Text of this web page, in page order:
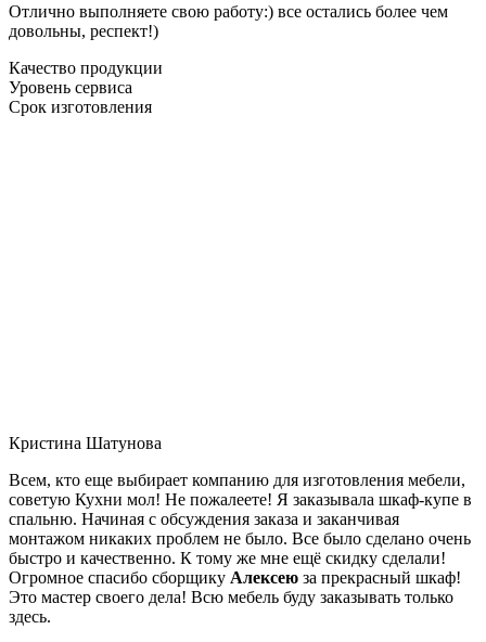
Отлично выполняете свою работу:) все остались более чем
довольны, респект!)
Качество продукции
Уровень сервиса
Срок изготовления
Кристина Шатунова
Всем, кто еще выбирает компанию для изготовления мебели,
советую Кухни мол! Не пожалеете! Я заказывала шкаф-купе в
спальню. Начиная с обсуждения заказа и заканчивая
монтажом никаких проблем не было. Все было сделано очень
быстро и качественно. К тому же мне ещё скидку сделали!
Огромное спасибо сборщику Алексею за прекрасный шкаф!
Это мастер своего дела! Всю мебель буду заказывать только
здесь.